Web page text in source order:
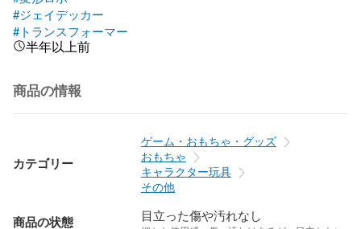
#ジェイデッカー
#トランスフォーマー
半年以上前
商品の情報
カテゴリー
ゲーム・おもちゃ・グッズ
おもちゃ
キャラクター玩具
その他
商品の状態 目立った傷や汚れなし